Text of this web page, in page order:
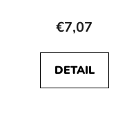
€7,07
DETAIL